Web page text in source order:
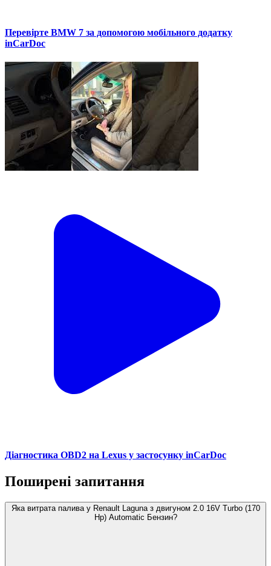
Перевірте BMW 7 за допомогою мобільного додатку
inCarDoc
Діагностика OBD2 на Lexus у застосунку inCarDoc
Поширені запитання
Яка витрата палива у Renault Laguna з двигуном 2.0 16V Turbo (170
Hp) Automatic Бензин?